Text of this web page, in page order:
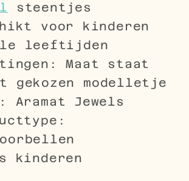
steentjes
voor kinderen
leeftijden
Maat staat
gekozen modelletje
Aramat Jewels
kinderen